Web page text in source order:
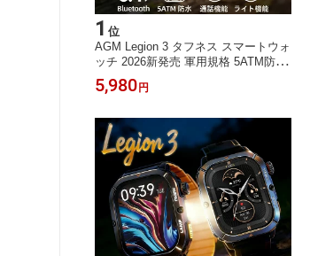
1 位
AGM Legion 3 タフネス スマートウォ
ッチ 2026新発売 軍用規格 5ATM防水
IP68防塵 1.95インチ画面 高解像度A
MOLEDディスプレイ 懐中電灯 100種
時間駆動 技適認証 Bluetooth 5.4通話 i
OS/Android両対応
5,980円